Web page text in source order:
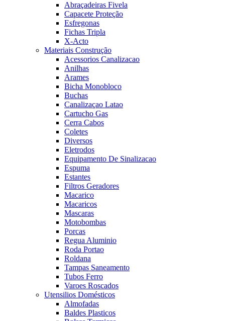
Abraçadeiras Fivela
Capacete Proteção
Esfregonas
Fichas Tripla
X-Acto
Materiais Construção
Acessorios Canalizacao
Anilhas
Arames
Bicha Monobloco
Buchas
Canalizaçao Latao
Cartucho Gas
Cerra Cabos
Coletes
Diversos
Eletrodos
Equipamento De Sinalizacao
Espuma
Estantes
Filtros Geradores
Macarico
Macaricos
Mascaras
Motobombas
Porcas
Regua Aluminio
Roda Portao
Roldana
Tampas Saneamento
Tubos Ferro
Varoes Roscados
Utensilios Domésticos
Almofadas
Baldes Plasticos